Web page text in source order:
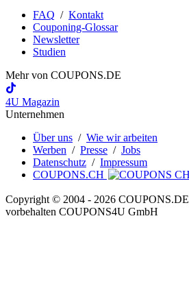
FAQ / Kontakt
Couponing-Glossar
Newsletter
Studien
Mehr von COUPONS.DE
4U Magazin
Unternehmen
Über uns / Wie wir arbeiten
Werben / Presse / Jobs
Datenschutz / Impressum
COUPONS.CH
Copyright © 2004 ‐ 2026 COUPONS.DE
vorbehalten COUPONS4U GmbH